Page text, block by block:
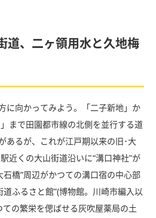
道、二ヶ領用水と久地梅
に向かってみよう。「二子新地」か
まで田園都市線の北側を並行する道
あるが、これが江戸期以来の旧･大
近くの大山街道沿いに“溝口神社”が
橋”周辺がかつての溝口宿の中心部
ふるさと館”(博物館。川崎市編入以
の繁栄を偲ばせる灰吹屋薬局の土